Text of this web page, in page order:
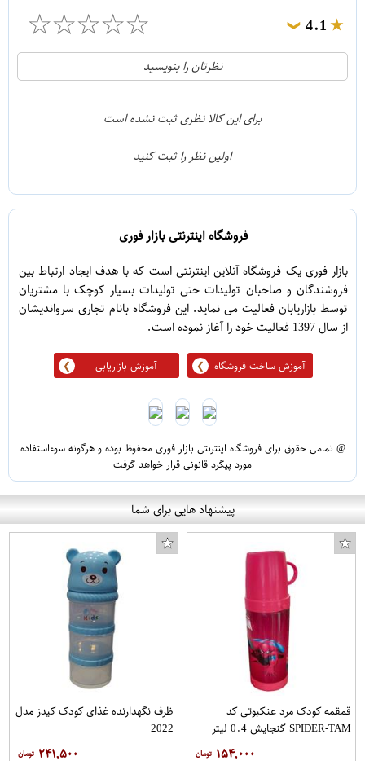
4.1
❯
☆
☆
☆
☆
☆
21
1
نظرتان را بنویسید
برای این کالا نظری ثبت نشده است
اولین نظر را ثبت کنید
فروشگاه اینترنتی بازار فوری
بازار فوری یک فروشگاه آنلاین اینترنتی است که با هدف ایجاد ارتباط بین
فروشندگان و صاحبان تولیدات حتی تولیدات بسیار کوچک با مشتریان
توسط بازاریابان فعالیت می نماید. این فروشگاه بانام تجاری سرواندیشان
از سال 1397 فعالیت خود را آغاز نموده است.
آموزش ساخت فروشگاه آموزش بازاریابی
@ تمامی حقوق برای فروشگاه اینترنتی بازار فوری محفوظ بوده و هرگونه سوءاستفاده
مورد پیگرد قانونی قرار خواهد گرفت
پیشنهاد هایی برای شما
قمقمه کودک مرد عنکبوتی کد
SPIDER-TAM گنجایش 0.4 لیتر
۱۵۴,۰۰۰
ظرف نگهدارنده غذای کودک کیدز مدل
2022
۲۴۱,۵۰۰